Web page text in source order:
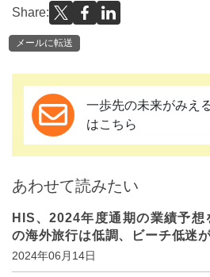
Share:
メールに転送
一歩先の未来がみえ
はこちら
あわせて読みたい
HIS、2024年度通期の業績予
の海外旅行は低調、ビーチ低迷
2024年06月14日